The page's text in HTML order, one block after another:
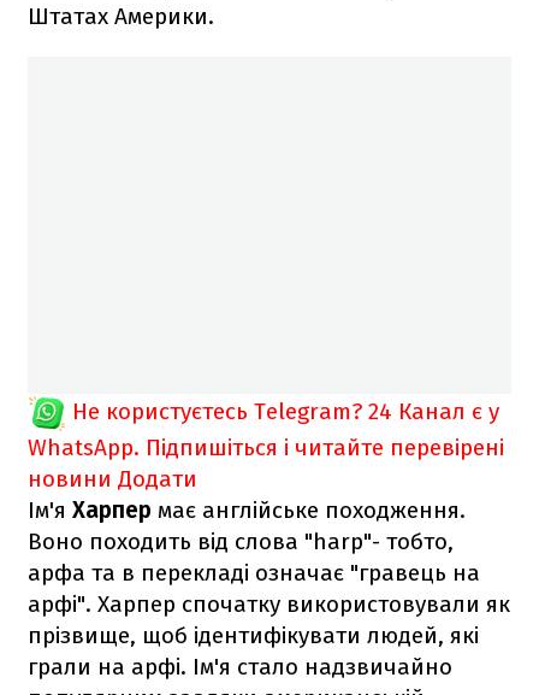
Штатах Америки.
Не користуєтесь Telegram? 24 Канал є у
WhatsApp. Підпишіться і читайте перевірені
новини Додати
Ім'я Харпер має англійське походження.
Воно походить від слова "harp"- тобто,
арфа та в перекладі означає "гравець на
арфі". Харпер спочатку використовували як
прізвище, щоб ідентифікувати людей, які
грали на арфі. Ім'я стало надзвичайно